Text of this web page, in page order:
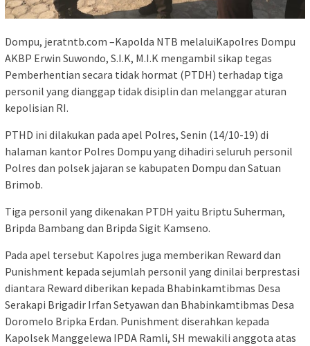
Dompu, jeratntb.com –Kapolda NTB melaluiKapolres Dompu
AKBP Erwin Suwondo, S.I.K, M.I.K mengambil sikap tegas
Pemberhentian secara tidak hormat (PTDH) terhadap tiga
personil yang dianggap tidak disiplin dan melanggar aturan
kepolisian RI.
PTHD ini dilakukan pada apel Polres, Senin (14/10-19) di
halaman kantor Polres Dompu yang dihadiri seluruh personil
Polres dan polsek jajaran se kabupaten Dompu dan Satuan
Brimob.
Tiga personil yang dikenakan PTDH yaitu Briptu Suherman,
Bripda Bambang dan Bripda Sigit Kamseno.
Pada apel tersebut Kapolres juga memberikan Reward dan
Punishment kepada sejumlah personil yang dinilai berprestasi
diantara Reward diberikan kepada Bhabinkamtibmas Desa
Serakapi Brigadir Irfan Setyawan dan Bhabinkamtibmas Desa
Doromelo Bripka Erdan. Punishment diserahkan kepada
Kapolsek Manggelewa IPDA Ramli, SH mewakili anggota atas